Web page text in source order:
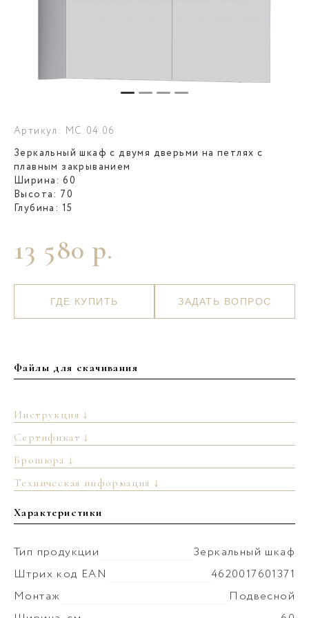
Артикул: MC.04.06
13 580 р.
Зеркальный шкаф с двумя дверьми на петлях с
плавным закрыванием
Ширина: 60
Высота: 70
Глубина: 15
ГДЕ КУПИТЬ ЗАДАТЬ ВОПРОС
Файлы для скачивания
Инструкция ↓
Сертификат ↓
Брошюра ↓
Техническая информация ↓
Характеристики
Тип продукции
Зеркальный шкаф
Штрих код EAN
4620017601371
Монтаж
Подвесной